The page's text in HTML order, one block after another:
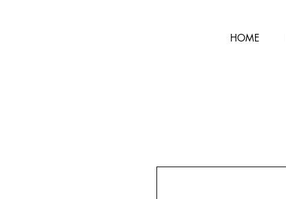
HOME